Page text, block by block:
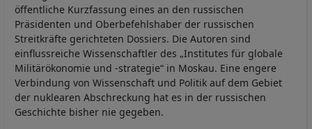
öffentliche Kurzfassung eines an den russischen
Präsidenten und Oberbefehlshaber der russischen
Streitkräfte gerichteten Dossiers. Die Autoren sind
einflussreiche Wissenschaftler des „Institutes für globale
Militärökonomie und -strategie“ in Moskau. Eine engere
Verbindung von Wissenschaft und Politik auf dem Gebiet
der nuklearen Abschreckung hat es in der russischen
Geschichte bisher nie gegeben.